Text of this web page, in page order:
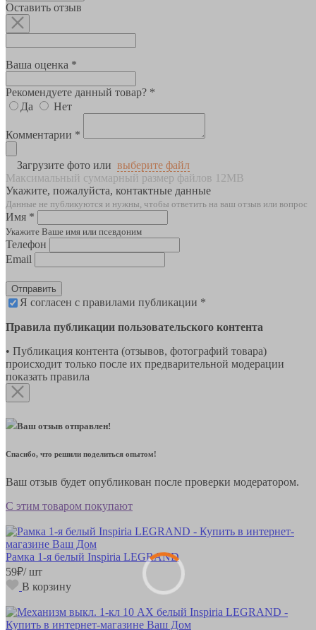
Оставить отзыв
Ваша оценка *
Рекомендуете данный товар? *
Да
Нет
Комментарии *
Загрузите фото или выберите файл
Максимальный суммарный размер файлов 12MB
Укажите, пожалуйста, контактные данные
Данные не публикуются и нужны, чтобы ответить на ваш отзыв или вопрос
Имя *
Укажите Ваше имя или псевдоним
Телефон
Email
Отправить
Я согласен с правилами публикации *
Правила публикации пользовательского контента
• Публикация контента (отзывов, фотографий товара)
происходит только после их предварительной модерации
показать правила
Ваш отзыв отправлен!
Спасибо, что решили поделиться опытом!
Ваш отзыв будет опубликован после проверки модератором.
С этим товаром покупают
Рамка 1-я белый Inspiria LEGRAND
59₽/ шт
В корзину